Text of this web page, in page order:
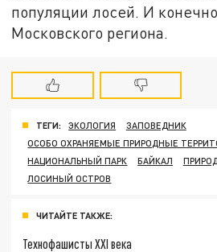
популяции лосей. И
Московского региона.
ТЕГИ: ЭКОЛОГИЯ
ЗАПОВЕДНИК
ОСОБО ОХРАНЯЕМЫЕ ПРИРОДНЫЕ
НАЦИОНАЛЬНЫЙ ПАРК
БАЙКАЛ
ЛОСИНЫЙ ОСТРОВ
ЧИТАЙТЕ ТАКЖЕ:
Технофашисты XXI века